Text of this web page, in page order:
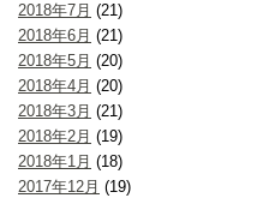
2018年7月 (21)
2018年6月 (21)
2018年5月 (20)
2018年4月 (20)
2018年3月 (21)
2018年2月 (19)
2018年1月 (18)
2017年12月 (19)